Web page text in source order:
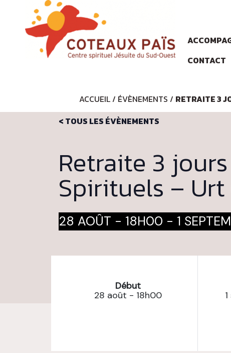
CONTACT
ACCUEIL/ ÉVÈNEMENTS / RETRAITE 3
< TOUS LES ÉVÈNEMENTS
Retraite 3
Spirituels – Urt
28 AOÛT - 18H00 - 1
Début
28 août - 18h00